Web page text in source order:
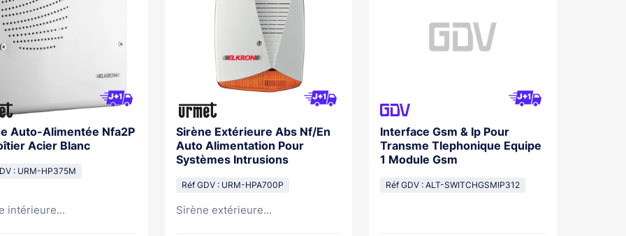
Auto-Alimentée Nfa2P
Acier Blanc
: URM-HP375M
intérieure...
Sirène Extérieure Abs Nf/En
Auto Alimentation Pour
Systèmes Intrusions
Réf GDV : URM-HPA700P
Sirène extérieure...
Interface Gsm & Ip Pour
Transme Tlephonique Equipe
1 Module Gsm
Réf GDV : ALT-SWITCHGSMIP312